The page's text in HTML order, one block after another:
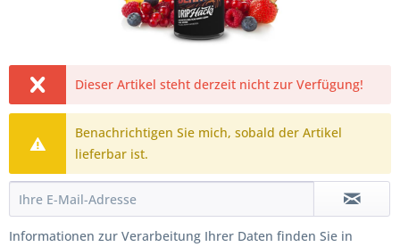
Dieser Artikel steht derzeit nicht zur Verfügung!
Benachrichtigen Sie mich, sobald der Artikel
lieferbar ist.
Informationen zur Verarbeitung Ihrer Daten finden Sie in